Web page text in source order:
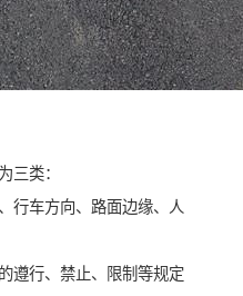
三类：
行车方向、路面边缘、人
遵行、禁止、限制等规定